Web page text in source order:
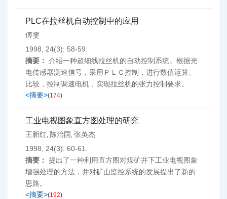
PLC在拉丝机自动控制中的应用
傅雯
1998, 24(3): 58-59.
摘要： 介绍一种超细线拉丝机的自动控制系统。根据光
电传感器测速信号，采用ＰＬＣ控制，进行数值运算、
比较，控制调速电机，实现拉丝机的张力控制要求。
<摘要>(174)
工业电视图象直方图处理的研究
王新红, 陈治国 , 张英杰
1998, 24(3): 60-61.
摘要： 提出了一种利用直方图对煤矿井下工业电视图象
增强处理的方法，并对矿山监控系统的发展提出了新的
思路。
<摘要>(192)